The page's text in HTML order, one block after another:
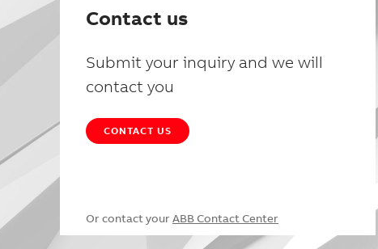
Contact us
Submit your inquiry and we will
contact you
CONTACT US
Or contact your ABB Contact Center